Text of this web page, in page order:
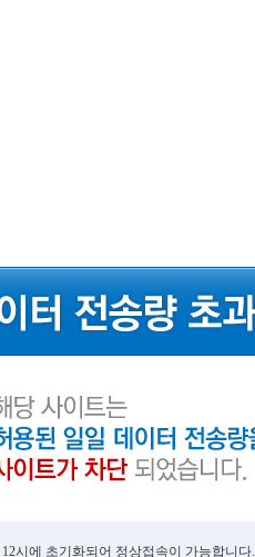
시에 초기화되어 정상접속이 가능합니다.